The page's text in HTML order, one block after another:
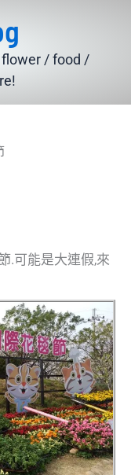
/ food /
.可能是大連假,來